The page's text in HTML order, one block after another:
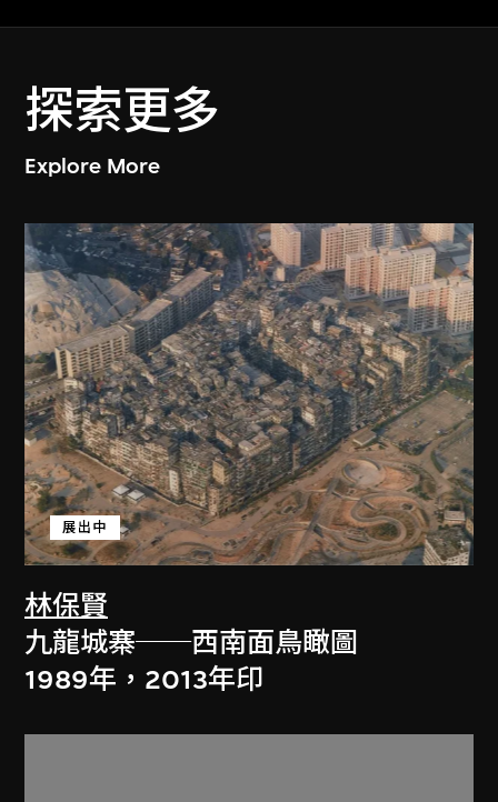
探索更多
Explore More
林保賢
展出中
九龍城寨──西南面鳥瞰圖
1989年，2013年印